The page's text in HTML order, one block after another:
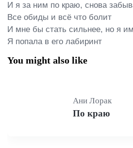
И я за ним по краю, снова
Все обиды и всё что болит
И мне бы стать сильнее, но я
Я попала в его лабиринт
You might also like
Ани Лорак
По краю